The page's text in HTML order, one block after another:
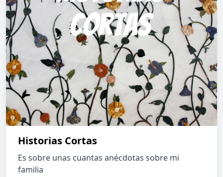
Historias Cortas
Es sobre unas cuantas anécdotas sobre mi
familia